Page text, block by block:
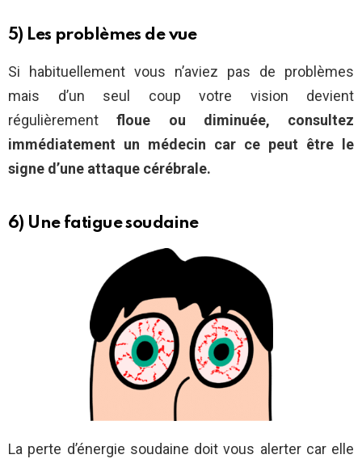
5) Les problèmes de vue
Si habituellement vous n’aviez pas de problèmes
mais d’un seul coup votre vision devient
régulièrement floue ou diminuée, consultez
immédiatement un médecin car ce peut être le
signe d’une attaque cérébrale.
6) Une fatigue soudaine
La perte d’énergie soudaine doit vous alerter car elle